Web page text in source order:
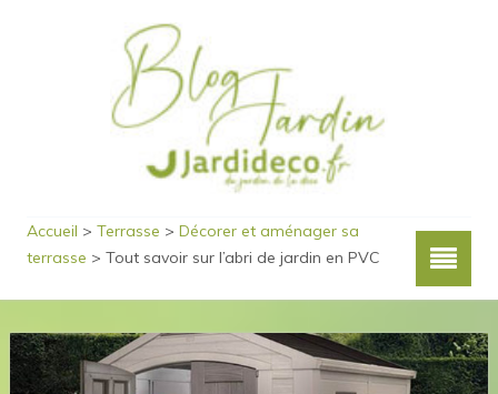
Accueil > Terrasse > Décorer et aménager sa
terrasse > Tout savoir sur l’abri de jardin en PVC